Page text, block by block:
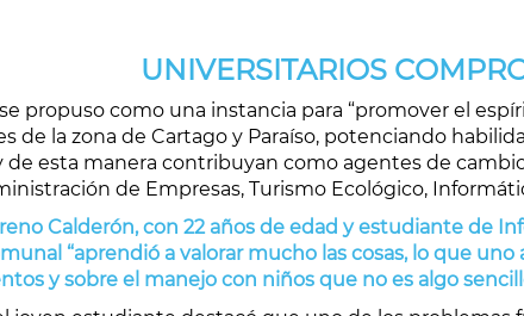
UNIVERSITARIOS
se propuso como una instancia para “promover el
de la zona de Cartago y Paraíso, potenciando
de esta manera contribuyan como agentes de
de Empresas, Turismo Ecológico,
Calderón, con 22 años de edad y estudiante de
“aprendió a valorar mucho las cosas, lo que
y sobre el manejo con niños que no es algo